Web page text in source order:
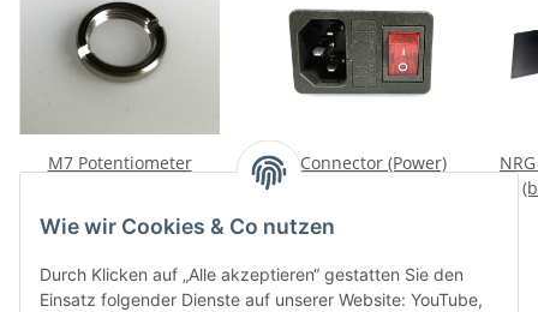
Wie wir Cookies & Co nutzen
Durch Klicken auf „Alle akzeptieren“ gestatten Sie den
Einsatz folgender Dienste auf unserer Website: YouTube,
M7 Potentiometer
1,00 €
IEC Connector (Power)